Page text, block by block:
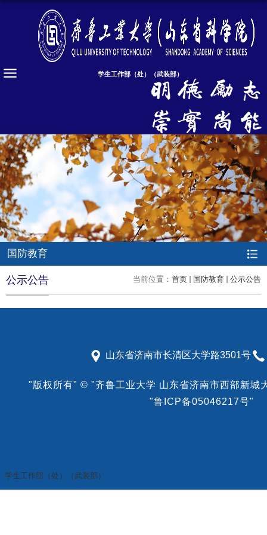
学生工作部（处）（武装部）
国防教育
当前位置： 首页 国防教育 公示公告
公示公告
山东省济南市长清区大学路3501号
"版权所有" © "齐鲁工业大学 山东省济南市西部新城
"鲁ICP备05046217号"
学生工作部（处）（武装部）